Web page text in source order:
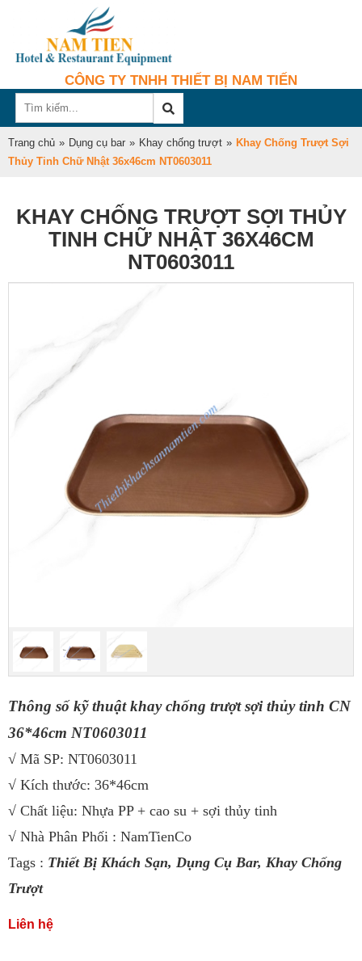
CÔNG TY TNHH THIẾT BỊ NAM TIẾN
Trang chủ » Dụng cụ bar » Khay chống trượt » Khay Chống Trượt Sợi
Thủy Tinh Chữ Nhật 36x46cm NT0603011
KHAY CHỐNG TRƯỢT SỢI THỦY
TINH CHỮ NHẬT 36X46CM
NT0603011
Thông số kỹ thuật khay chống trượt sợi thủy tinh CN
36*46cm NT0603011
√ Mã SP: NT0603011
√ Kích thước: 36*46cm
√ Chất liệu: Nhựa PP + cao su + sợi thủy tinh
√ Nhà Phân Phối : NamTienCo
Tags : Thiết Bị Khách Sạn, Dụng Cụ Bar, Khay Chống
Trượt
Liên hệ